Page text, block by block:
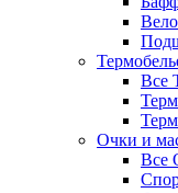
Все
Очки и
Все